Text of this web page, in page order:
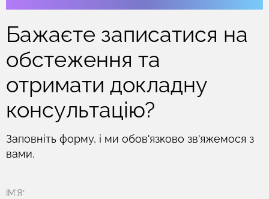
Бажаєте записатися на
обстеження та
отримати докладну
консультацію?
Заповніть форму, і ми обов'язково зв'яжемося з
вами.